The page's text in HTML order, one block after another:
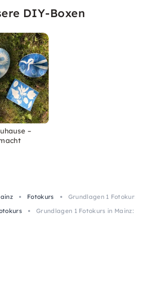
DIY-Boxen
–
Fotokurs
Grundlagen 1 Fotokurs
Grundlagen 1 Fotokurs in Mainz: